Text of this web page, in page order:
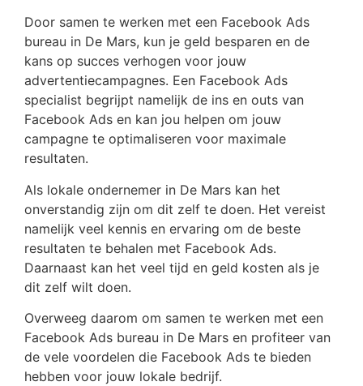
Door samen te werken met een Facebook Ads
bureau in De Mars, kun je geld besparen en de
kans op succes verhogen voor jouw
advertentiecampagnes. Een Facebook Ads
specialist begrijpt namelijk de ins en outs van
Facebook Ads en kan jou helpen om jouw
campagne te optimaliseren voor maximale
resultaten.
Als lokale ondernemer in De Mars kan het
onverstandig zijn om dit zelf te doen. Het vereist
namelijk veel kennis en ervaring om de beste
resultaten te behalen met Facebook Ads.
Daarnaast kan het veel tijd en geld kosten als je
dit zelf wilt doen.
Overweeg daarom om samen te werken met een
Facebook Ads bureau in De Mars en profiteer van
de vele voordelen die Facebook Ads te bieden
hebben voor jouw lokale bedrijf.